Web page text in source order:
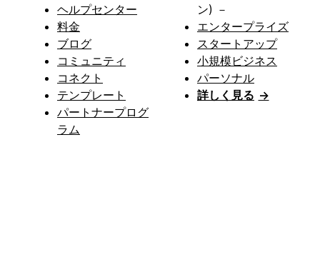
ヘルプセンター
料金
ブログ
コミュニティ
コネクト
テンプレート
パートナープログ
ラム
ン) －
エンタープライズ
スタートアップ
小規模ビジネス
パーソナル
詳しく見る →